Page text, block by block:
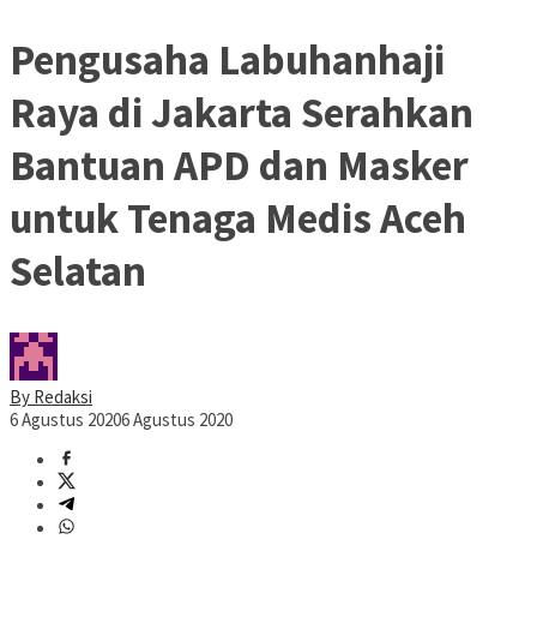
Pengusaha Labuhanhaji
Raya di Jakarta Serahkan
Bantuan APD dan Masker
untuk Tenaga Medis Aceh
Selatan
By Redaksi
6 Agustus 20206 Agustus 2020